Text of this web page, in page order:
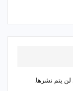
يتم نشرها.